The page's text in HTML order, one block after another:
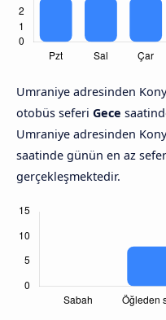
Umraniye adresinden
otobüs seferi Gece
Umraniye adresinden
saatinde günün en az
gerçekleşmektedir.